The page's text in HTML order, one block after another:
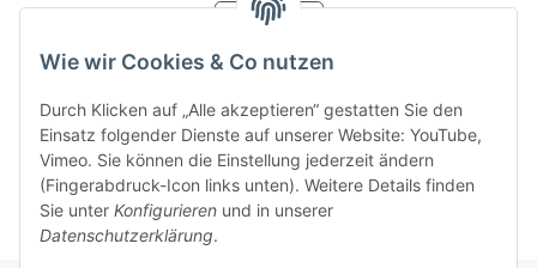
Seite1
Kategorien
Wie wir Cookies & Co nutzen
Durch Klicken auf „Alle akzeptieren“ gestatten Sie den
Einsatz folgender Dienste auf unserer Website: YouTube,
Vimeo. Sie können die Einstellung jederzeit ändern
(Fingerabdruck-Icon links unten). Weitere Details finden
Sie unter Konfigurieren und in unserer
Datenschutzerklärung.